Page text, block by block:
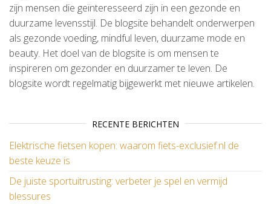
zijn mensen die geïnteresseerd zijn in een gezonde en
duurzame levensstijl. De blogsite behandelt onderwerpen
als gezonde voeding, mindful leven, duurzame mode en
beauty. Het doel van de blogsite is om mensen te
inspireren om gezonder en duurzamer te leven. De
blogsite wordt regelmatig bijgewerkt met nieuwe artikelen.
RECENTE BERICHTEN
Elektrische fietsen kopen: waarom fiets-exclusief.nl de
beste keuze is
De juiste sportuitrusting: verbeter je spel en vermijd
blessures